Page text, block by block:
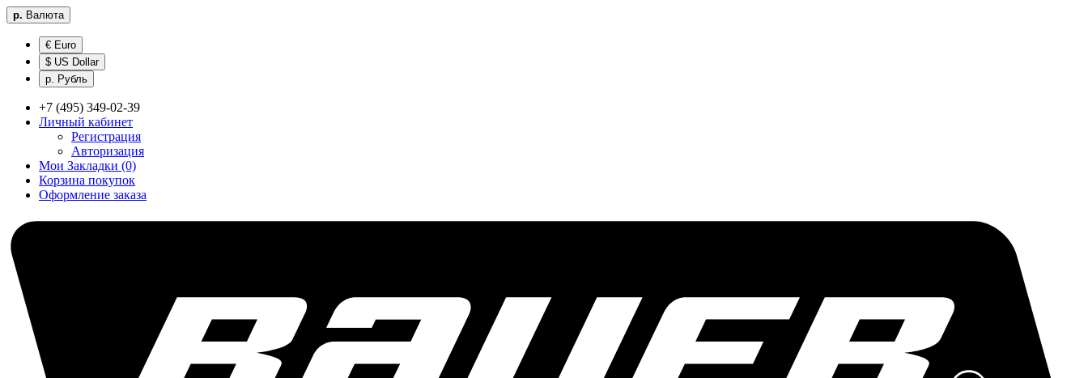
р. Валюта
€ Euro
$ US Dollar
р. Рубль
+7 (495) 349-02-39
Личный кабинет
Регистрация
Авторизация
Мои Закладки (0)
Корзина покупок
Оформление заказа